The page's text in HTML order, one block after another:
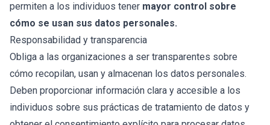
permiten a los individuos tener mayor control sobre
cómo se usan sus datos personales.
Responsabilidad y transparencia
Obliga a las organizaciones a ser transparentes sobre
cómo recopilan, usan y almacenan los datos personales.
Deben proporcionar información clara y accesible a los
individuos sobre sus prácticas de tratamiento de datos y